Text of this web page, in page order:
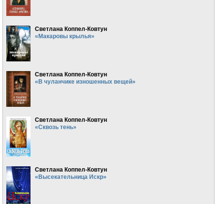
Светлана Коппел-Ковтун
«Макаровы крылья»
Светлана Коппел-Ковтун
«В чуланчике изношенных вещей»
Светлана Коппел-Ковтун
«Сквозь тень»
Светлана Коппел-Ковтун
«Высекательница Искр»